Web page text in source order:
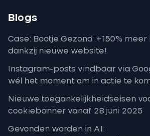
Blogs
Case: Bootje Gezond: +150%
dankzij nieuwe website!
Instagram-posts vindbaar via
wél het moment om in actie te
Nieuwe toegankelijkheidseisen
cookiebanner vanaf 28 juni 2025
Gevonden worden in AI: